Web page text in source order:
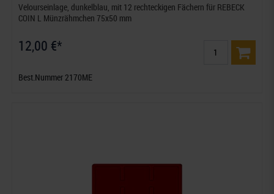
Velourseinlage, dunkelblau, mit 12 rechteckigen Fächern für REBECK
COIN L Münzrähmchen 75x50 mm
12,00 €*
Best.Nummer 2170ME